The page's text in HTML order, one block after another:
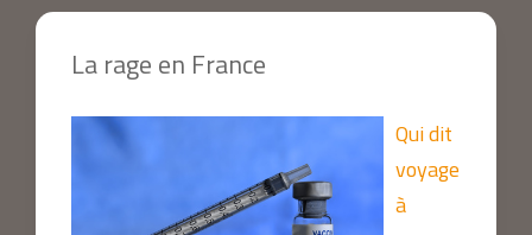
La rage en France
Qui dit
voyage
à